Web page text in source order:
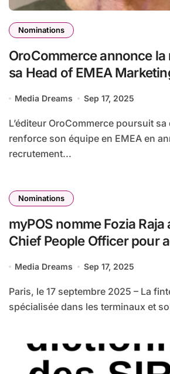
Nominations
OroCommerce annonce
sa Head of EMEA
Media Dreams Sep 17, 2025
L’éditeur OroCommerce poursuit sa croissance et
renforce son équipe en EMEA en
recrutement...
Nominations
myPOS nomme Fozia Raja
Chief People Officer pour
Media Dreams Sep 17, 2025
Paris, le 17 septembre 2025 – La fintech myPOS,
spécialisée dans les terminaux et